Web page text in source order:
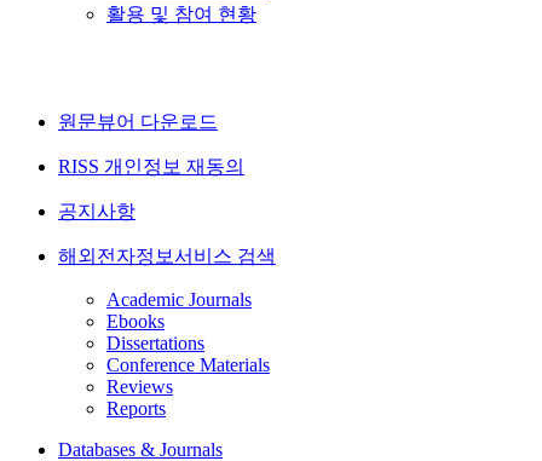
활용 및 참여 현황
원문뷰어 다운로드
RISS 개인정보 재동의
공지사항
해외전자정보서비스 검색
Academic Journals
Ebooks
Dissertations
Conference Materials
Reviews
Reports
Databases & Journals